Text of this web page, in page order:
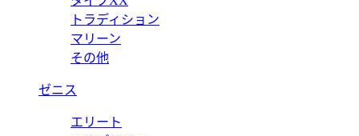
トラディション
マリーン
その他
ゼニス
エリート